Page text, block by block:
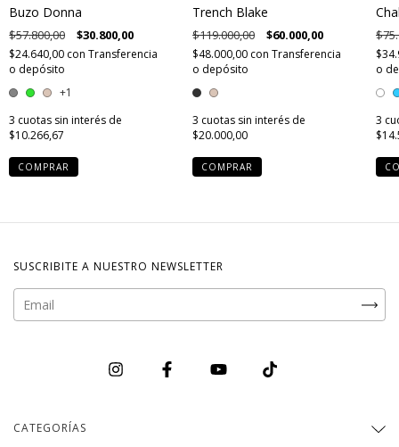
Buzo Donna
$57.800,00 $30.800,00
$24.640,00 con Transferencia
o depósito
+1
3 cuotas sin interés de
$10.266,67
COMPRAR
Trench Blake
$119.000,00 $60.000,00
$48.000,00 con Transferencia
o depósito
3 cuotas sin interés de
$20.000,00
COMPRAR
o
3
SUSCRIBITE A NUESTRO NEWSLETTER
CATEGORÍAS